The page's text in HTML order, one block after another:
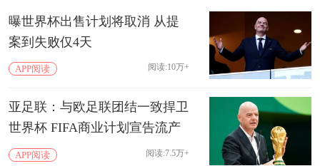
曝世界杯出售计划将取消 从提
案到失败仅4天
APP阅读 阅读:10万+
亚足联：与欧足联团结一致捍卫
世界杯 FIFA商业计划宣告流产
APP阅读 阅读:7.5万+